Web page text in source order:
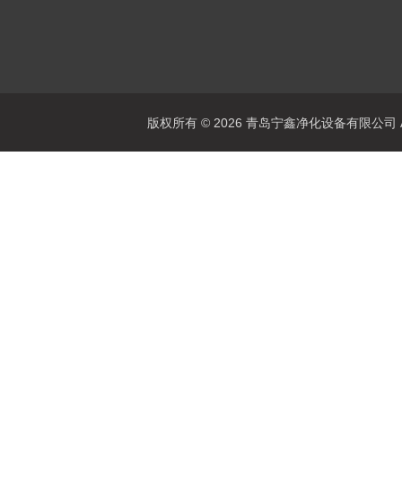
版权所有 © 2026 青岛宁鑫净化设备有限